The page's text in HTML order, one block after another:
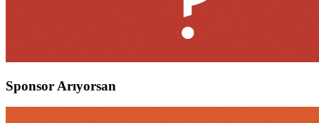
Sponsor Arıyorsan